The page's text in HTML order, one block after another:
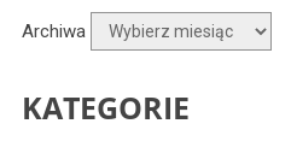
Archiwa
KATEGORIE